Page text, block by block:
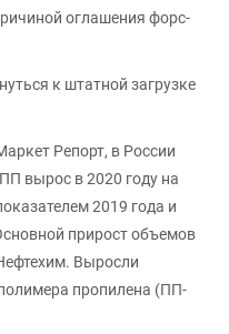
оглашения форс-
к штатной загрузке
Репорт, в России
вырос в 2020 году на
2019 года и
прирост объемов
Выросли
пропилена (ПП-